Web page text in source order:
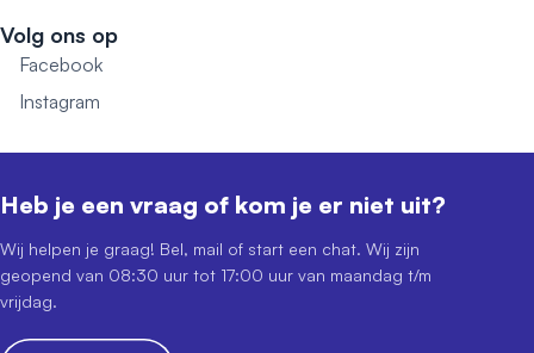
Volg ons op
Facebook
Instagram
Heb je een vraag of kom je er niet uit?
Wij helpen je graag! Bel, mail of start een chat. Wij zijn
geopend van 08:30 uur tot 17:00 uur van maandag t/m
vrijdag.